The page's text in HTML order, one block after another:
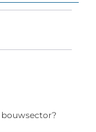
bouwsector?